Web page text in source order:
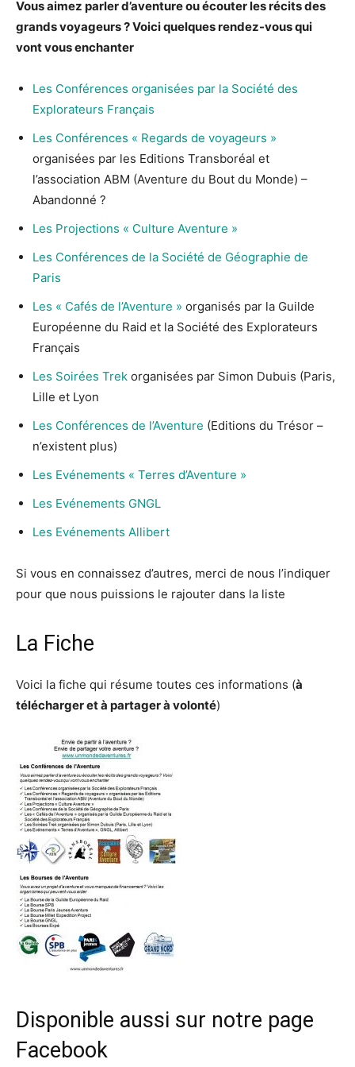
Vous aimez parler d’aventure ou écouter les récits des
grands voyageurs ? Voici quelques rendez-vous qui
vont vous enchanter
Les Conférences organisées par la Société des
Explorateurs Français
Les Conférences « Regards de voyageurs »
organisées par les Editions Transboréal et
l’association ABM (Aventure du Bout du Monde) –
Abandonné ?
Les Projections « Culture Aventure »
Les Conférences de la Société de Géographie de
Paris
Les « Cafés de l’Aventure » organisés par la Guilde
Européenne du Raid et la Société des Explorateurs
Français
Les Soirées Trek organisées par Simon Dubuis (Paris,
Lille et Lyon
Les Conférences de l’Aventure (Editions du Trésor –
n’existent plus)
Les Evénements « Terres d’Aventure »
Les Evénements GNGL
Les Evénements Allibert
Si vous en connaissez d’autres, merci de nous l’indiquer
pour que nous puissions le rajouter dans la liste
La Fiche
Voici la fiche qui résume toutes ces informations (à
télécharger et à partager à volonté)
Disponible aussi sur notre page
Facebook